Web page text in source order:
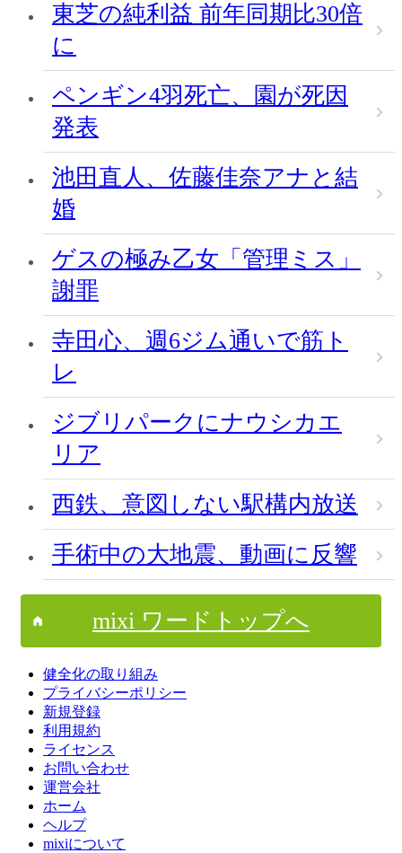
東芝の純利益 前年同期比30倍
に
ペンギン4羽死亡、園が死因
発表
池田直人、佐藤佳奈アナと結
婚
ゲスの極み乙女「管理ミス」
謝罪
寺田心、週6ジム通いで筋ト
レ
ジブリパークにナウシカエ
リア
西鉄、意図しない駅構内放送
手術中の大地震、動画に反響
mixi ワードトップへ
健全化の取り組み
プライバシーポリシー
新規登録
利用規約
ライセンス
お問い合わせ
運営会社
ホーム
ヘルプ
mixiについて